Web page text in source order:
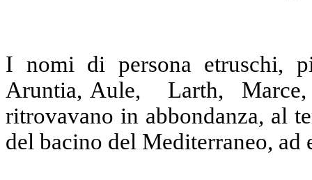
I nomi di persona etruschi,
Aruntia, Aule,
Larth,
ritrovavano in abbondanza, al
del bacino del Mediterraneo,